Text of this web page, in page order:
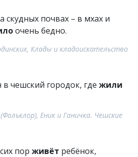
скудных почвах – в мхах и
очень бедно.
Клады и кладоискательство
чешский городок, где жили
Еник и Ганичка. Чешские
пор живёт ребёнок,